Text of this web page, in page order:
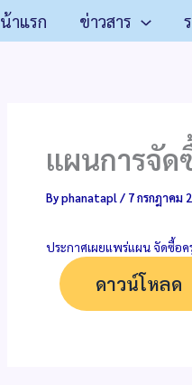
าแรก ข่าวสาร
แผนการจัด
Byphanatapl/ 7 กรกฎาคม
ประกาศเผยแพร่แผน จัดซื้อ
ดาวน์โหลด